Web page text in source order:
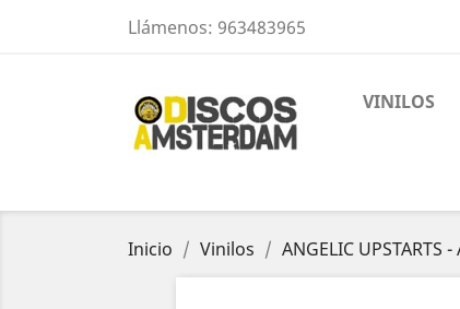
Llámenos: 963483965
VINILOS
Inicio Vinilos ANGELIC